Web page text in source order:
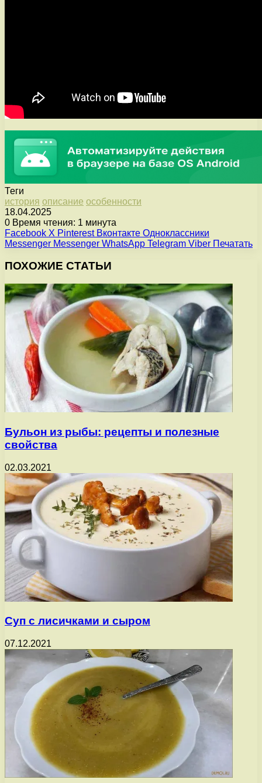
Теги
история описание особенности
18.04.2025
0 Время чтения: 1 минута
Facebook X Pinterest Вконтакте Одноклассники
Messenger Messenger WhatsApp Telegram Viber Печатать
ПОХОЖИЕ СТАТЬИ
Бульон из рыбы: рецепты и полезные
свойства
02.03.2021
Суп с лисичками и сыром
07.12.2021